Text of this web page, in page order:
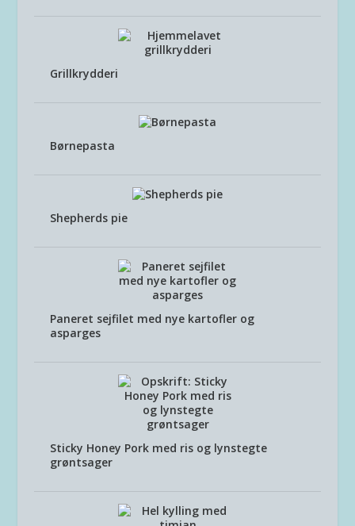
Grillkrydderi
Børnepasta
Shepherds pie
Paneret sejfilet med nye kartofler og
asparges
Sticky Honey Pork med ris og lynstegte
grøntsager